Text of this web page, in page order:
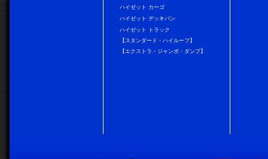
ハイゼット カーゴ
ハイゼット デッキバン
ハイゼット トラック
【スタンダード・ハイルーフ】
【エクストラ・ジャンボ・ダンプ】